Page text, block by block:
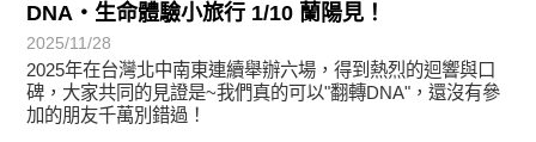
DNA・生命體驗小旅行 1/10 蘭陽見！
2025/11/28
2025年在台灣北中南東連續舉辦六場，得到熱烈的迴響與口
碑，大家共同的見證是~我們真的可以"翻轉DNA"，還沒有參
加的朋友千萬別錯過！